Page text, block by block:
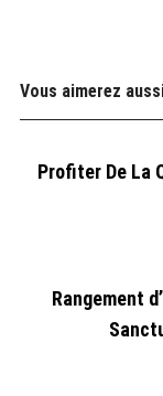
Vous aimerez
Profiter De La
Rangement